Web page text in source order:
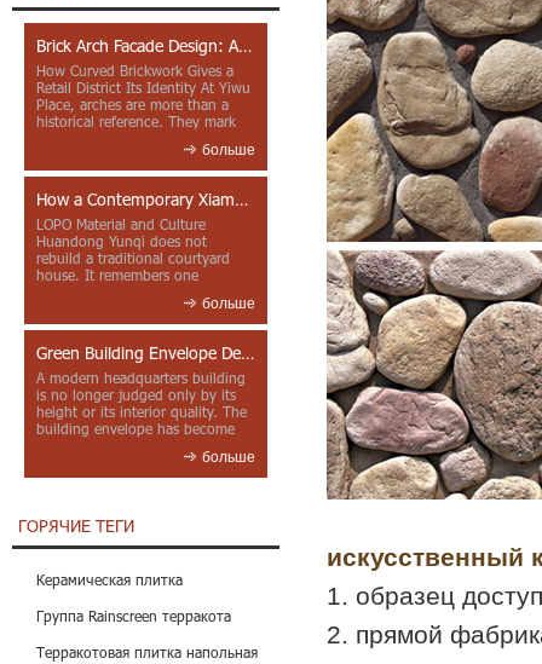
Brick Arch Facade Design: A Closer Look at Yiwu Place
How Curved Brickwork Gives a
Retail District Its Identity At Yiwu
Place, arches are more than a
historical reference. They mark
больше
How a Contemporary Xiamen Project Reframes Minnan Red Brick
LOPO Material and Culture
Huandong Yunqi does not
rebuild a traditional courtyard
house. It remembers one
больше
Green Building Envelope Design: Clay Sunscreen Fins for Modern Headquarters Architecture
A modern headquarters building
is no longer judged only by its
height or its interior quality. The
building envelope has become
больше
ГОРЯЧИЕ ТЕГИ
Керамическая плитка
Группа Rainscreen терракота
Терракотовая плитка напольная
1. образец
2. прямой